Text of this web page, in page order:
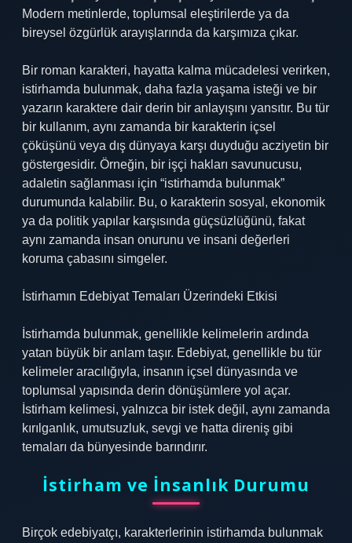
Modern metinlerde, toplumsal eleştirilerde ya da
bireysel özgürlük arayışlarında da karşımıza çıkar.
Bir roman karakteri, hayatta kalma mücadelesi verirken,
istirhamda bulunmak, daha fazla yaşama isteği ve bir
yazarın karaktere dair derin bir anlayışını yansıtır. Bu tür
bir kullanım, aynı zamanda bir karakterin içsel
çöküşünü veya dış dünyaya karşı duyduğu acziyetin bir
göstergesidir. Örneğin, bir işçi hakları savunucusu,
adaletin sağlanması için “istirhamda bulunmak”
durumunda kalabilir. Bu, o karakterin sosyal, ekonomik
ya da politik yapılar karşısında güçsüzlüğünü, fakat
aynı zamanda insan onurunu ve insani değerleri
koruma çabasını simgeler.
İstirhamın Edebiyat Temaları Üzerindeki Etkisi
İstirhamda bulunmak, genellikle kelimelerin ardında
yatan büyük bir anlam taşır. Edebiyat, genellikle bu tür
kelimeler aracılığıyla, insanın içsel dünyasında ve
toplumsal yapısında derin dönüşümlere yol açar.
İstirham kelimesi, yalnızca bir istek değil, aynı zamanda
kırılganlık, umutsuzluk, sevgi ve hatta direniş gibi
temaları da bünyesinde barındırır.
İstirham ve İnsanlık Durumu
Birçok edebiyatçı, karakterlerinin istirhamda bulunmak